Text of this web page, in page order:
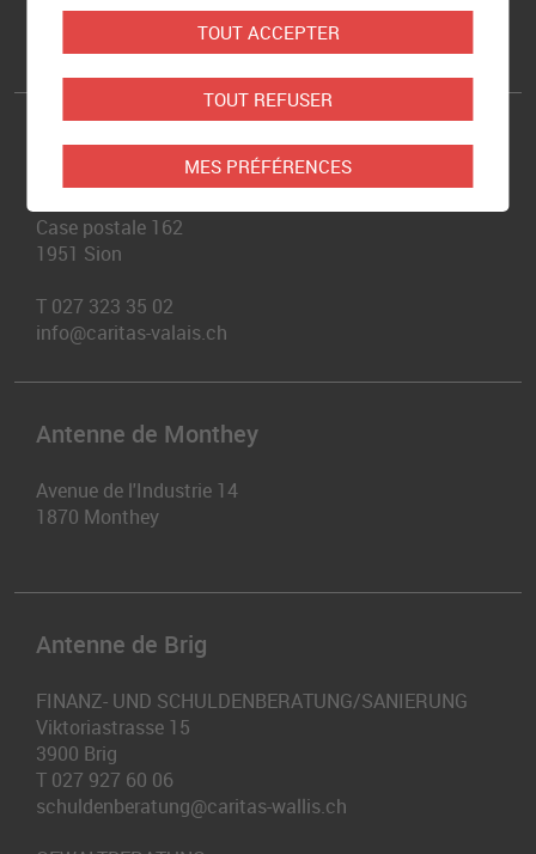
Siège de Caritas Valais
Case postale 162
1951 Sion
T 027 323 35 02
info@caritas-valais.ch
Antenne de Monthey
Avenue de l'Industrie 14
1870 Monthey
Antenne de Brig
FINANZ- UND SCHULDENBERATUNG/SANIERUNG
Viktoriastrasse 15
3900 Brig
T 027 927 60 06
schuldenberatung@caritas-wallis.ch
TOUT ACCEPTER
TOUT REFUSER
MES PRÉFÉRENCES